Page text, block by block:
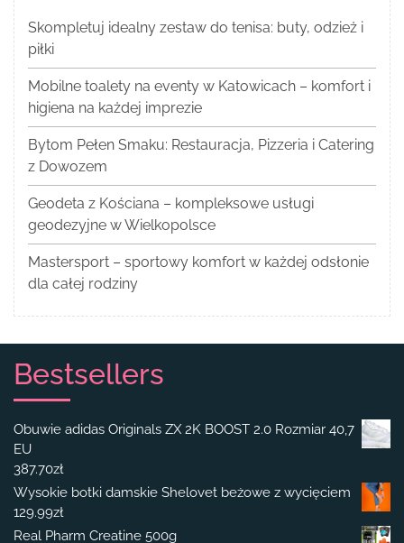
Skompletuj idealny zestaw do tenisa: buty, odzież i
piłki
Mobilne toalety na eventy w Katowicach – komfort i
higiena na każdej imprezie
Bytom Pełen Smaku: Restauracja, Pizzeria i Catering
z Dowozem
Geodeta z Kościana – kompleksowe usługi
geodezyjne w Wielkopolsce
Mastersport – sportowy komfort w każdej odsłonie
dla całej rodziny
Bestsellers
Obuwie adidas Originals ZX 2K BOOST 2.0 Rozmiar 40,7
EU
387.70zł
Wysokie botki damskie Shelovet beżowe z wycięciem
129.99zł
Real Pharm Creatine 500g